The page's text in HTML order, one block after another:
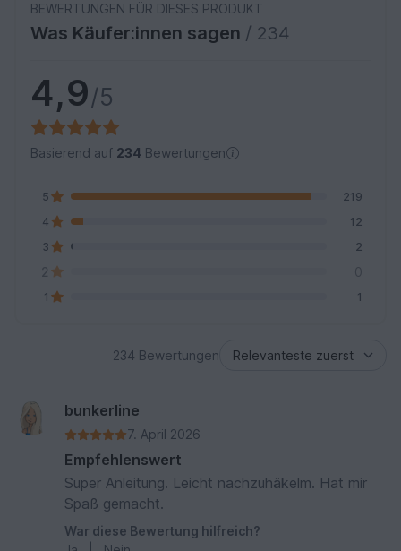
BEWERTUNGEN FÜR DIESES PRODUKT
Was Käufer:innen sagen / 234
4,9/5
Basierend auf 234 Bewertungen
5
219
4
12
3
2
2 0
1 1
234 Bewertungen
bunkerline
7. April 2026
Empfehlenswert
Super Anleitung. Leicht nachzuhäkelm. Hat mir
Spaß gemacht.
War diese Bewertung hilfreich?